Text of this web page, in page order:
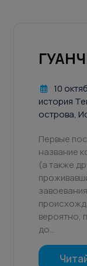
10
история
острова,
Первые
название
(а также
вероятно,
до…